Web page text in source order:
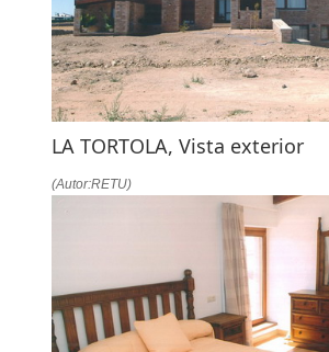
NAVEGACIÓN
LA TORTOLA, Vista exterior
(Autor:RETU)